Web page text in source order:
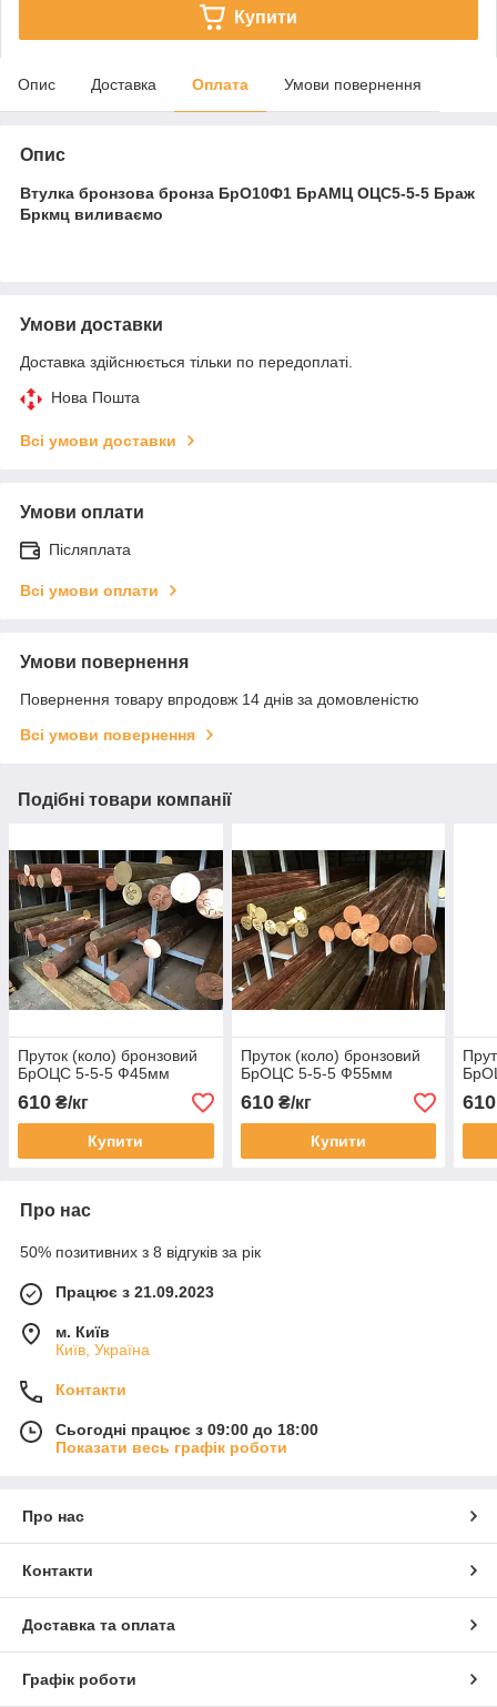
Купити
Опис Доставка Оплата Умови повернення
Опис
Втулка бронзова бронза БрО10Ф1 БрАМЦ ОЦС5-5-5 Браж
Бркмц виливаємо
Умови доставки
Доставка здійснюється тільки по передоплаті.
Нова Пошта
Всі умови доставки
Умови оплати
Післяплата
Всі умови оплати
Умови повернення
Повернення товару впродовж 14 днів за домовленістю
Всі умови повернення
Подібні товари компанії
Пруток (коло) бронзовий
БрОЦС 5-5-5 Ф45мм
610 ₴/кг
Купити
Пруток (коло) бронзовий
БрОЦС 5-5-5 Ф55мм
610₴/кг
Купити
610
Про нас
50% позитивних з 8 відгуків за рік
Працює з 21.09.2023
м. Київ
Київ, Україна
Контакти
Сьогодні працює з 09:00 до 18:00
Показати весь графік роботи
Про нас
Контакти
Доставка та оплата
Графік роботи